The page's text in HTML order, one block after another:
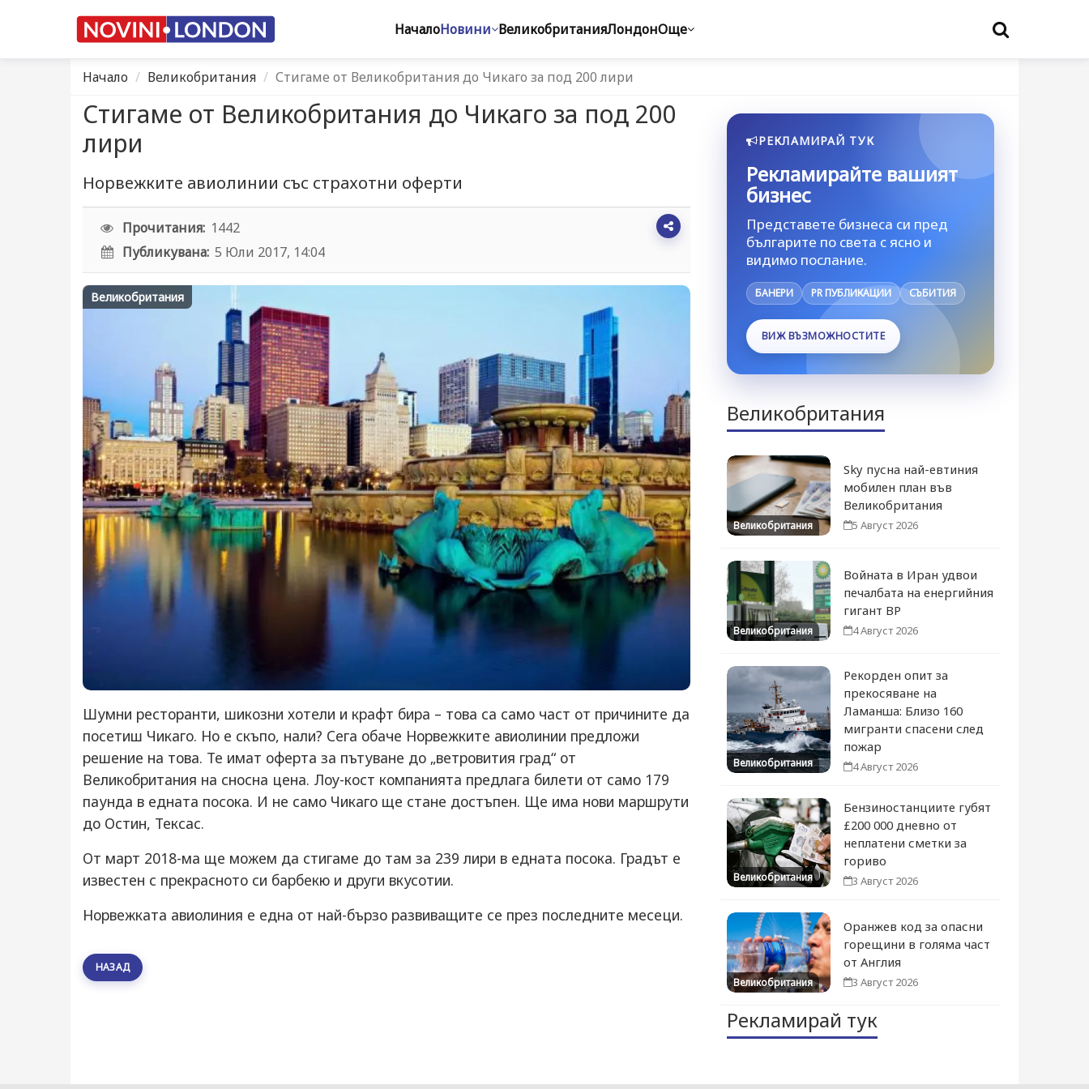
НачалоНовини ВеликобританияЛондонОще
Начало Великобритания Стигаме от Великобритания до Чикаго за под 200 лири
Стигаме от Великобритания до Чикаго за под 200
лири
Норвежките авиолинии със страхотни оферти
Прочитания: 1442
Публикувана: 5 Юли 2017, 14:04
Великобритания
Шумни ресторанти, шикозни хотели и крафт бира – това са само част от причините да
посетиш Чикаго. Но е скъпо, нали? Сега обаче Норвежките авиолинии предложи
решение на това. Те имат оферта за пътуване до „ветровития град“ от
Великобритания на сносна цена. Лоу-кост компанията предлага билети от само 179
паунда в едната посока. И не само Чикаго ще стане достъпен. Ще има нови маршрути
до Остин, Тексас.
От март 2018-ма ще можем да стигаме до там за 239 лири в едната посока. Градът е
известен с прекрасното си барбекю и други вкусотии.
Норвежката авиолиния е една от най-бързо развиващите се през последните месеци.
НАЗАД
РЕКЛАМИРАЙ ТУК
Рекламирайте вашият
бизнес
Представете бизнеса си пред
българите по света с ясно и
видимо послание.
БАНЕРИ PR ПУБЛИКАЦИИ СЪБИТИЯ
ВИЖ ВЪЗМОЖНОСТИТЕ
Великобритания
Великобритания
Sky пусна най-евтиния
мобилен план във
Великобритания
5 Август 2026
Великобритания
Войната в Иран удвои
печалбата на енергийния
гигант BP
4 Август 2026
Великобритания
Рекорден опит за
прекосяване на
Ламанша: Близо 160
мигранти спасени след
пожар
4 Август 2026
Великобритания
Бензиностанциите губят
£200 000 дневно от
неплатени сметки за
гориво
3 Август 2026
Великобритания
Оранжев код за опасни
горещини в голяма част
от Англия
3 Август 2026
Рекламирай тук